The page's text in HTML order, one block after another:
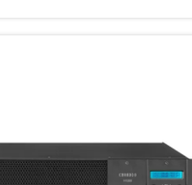
una consideración